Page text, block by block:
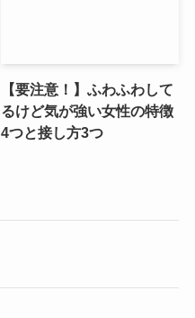
【要注意！】ふわふわして
るけど気が強い女性の特徴
4つと接し方3つ